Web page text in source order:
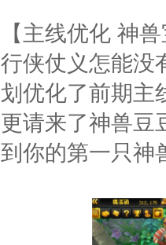
【主线优化 神
行侠仗义怎能没
划优化了前期主
更请来了神兽豆
到你的第一只神